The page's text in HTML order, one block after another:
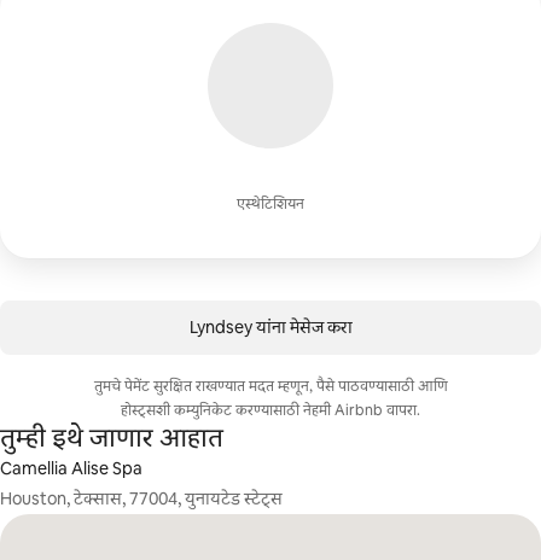
एस्थेटिशियन
Lyndsey यांना मेसेज करा
तुमचे पेमेंट सुरक्षित राखण्यात मदत म्हणून, पैसे पाठवण्यासाठी आणि
होस्ट्सशी कम्युनिकेट करण्यासाठी नेहमी Airbnb वापरा.
तुम्ही इथे जाणार आहात
Camellia Alise Spa
Houston, टेक्सास, 77004, युनायटेड स्टेट्स